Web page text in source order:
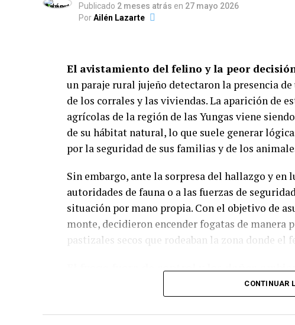
Meriendas:
Almuerzos:18,4%.
Desayunos: 3,5%.
Más allá de la comida: Centros
El relevamiento destaca que el75,5% de las
simultánea propuestas sociales, formativas o
propuestas culturales (14,3%)y
Financiamiento, control e
Publicado 2 meses atrás en 27 mayo 2026
PorAilén Lazarte
El avistamiento del felino y la peor
un paraje rural jujeño detectaron la presencia
de los corrales y las viviendas. La aparición de
agrícolas de la región de las Yungas viene
de su hábitat natural, lo que suele generar
por la seguridad de sus familias y de los
Sin embargo, ante la sorpresa del hallazgo y en
autoridades de fauna o a las fuerzas de
situación por mano propia. Con el objetivo de
monte, decidieron encender fogatas de manera
pastizales secos que rodeaban la zona donde el
El fuego fuera de control y los daños
sequía en la vegetación norteña, la gran
viento transformaron una acción imprudente en
salieron de control en cuestión de segundos,
CONTINUAR